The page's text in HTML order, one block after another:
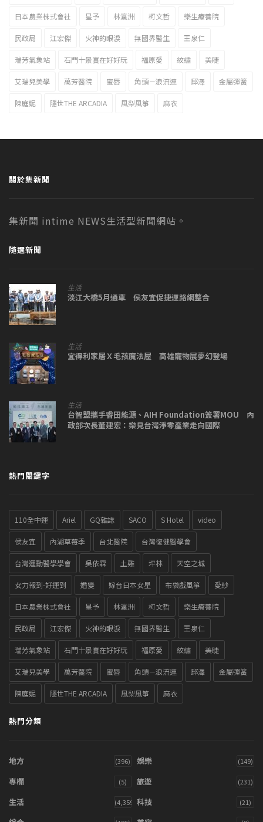
日本農業株式會社 星予 林瀛洲 柯文哲 樂生療養院
民政局 江宏傑 火神的眼淚 無國界醫生 王泉仁
瑞芳氣象站 石門十景實在好好玩 福原愛 紋繡 美睫
艾瑞兒美學 萬芳醫院 蜜唇 角頭－浪流連 邱澤 金屬彈簧
陳庭妮 隱世THE ARCADIA 風梨風箏 麻衣
關於集新聞
集新聞 intime NEWS生活型新聞網站。
隨選新聞
生活
淡江大橋5月通車 侯友宜促捷運路網整合
生活
宜得利家居Ｘ毛孩魔法屋 高雄寵物展夢幻登場
生活
台智盟攜手睿田能源、AIH Foundation簽署MOU 內
政部次長董建宏：樂見台灣淨零產業走向國際
熱門關鍵字
110全中運 Ariel GQ雜誌 SACO S Hotel video
侯友宜 內湖草莓季 台北醫院 台灣復健醫學會
台灣運動醫學學會 吳依霖 土雞 坪林 天空之城
女力報到-好運到 婚變 嫁台日本女星 布袋戲風箏 愛紗
日本農業株式會社 星予 林瀛洲 柯文哲 樂生療養院
民政局 江宏傑 火神的眼淚 無國界醫生 王泉仁
瑞芳氣象站 石門十景實在好好玩 福原愛 紋繡 美睫
艾瑞兒美學 萬芳醫院 蜜唇 角頭－浪流連 邱澤 金屬彈簧
陳庭妮 隱世THE ARCADIA 風梨風箏 麻衣
熱門分類
地方 (396) 娛樂 (149)
專欄 (5) 旅遊 (231)
生活 (4,359) 科技 (21)